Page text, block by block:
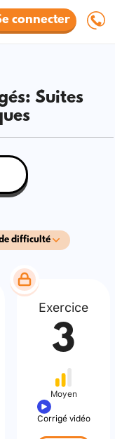
connecter
Suites
difficulté
Exercice
3
Moyen
Corrigé vidéo